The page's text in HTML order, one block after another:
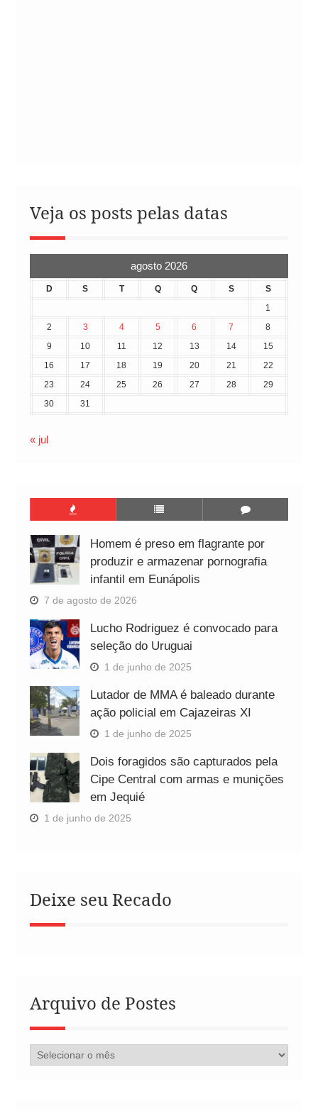
Veja os posts pelas datas
agosto 2026
D S T Q Q S
S
1
2
3 4 5 6 7
8
9
10 11 12 13 14
15
16
17 18 19 20 21
22
23
24 25 26 27 28
29
30
31
« jul
Homem é preso em flagrante por
produzir e armazenar pornografia
infantil em Eunápolis
7 de agosto de 2026
Lucho Rodriguez é convocado para
seleção do Uruguai
1 de junho de 2025
Lutador de MMA é baleado durante
ação policial em Cajazeiras XI
1 de junho de 2025
Dois foragidos são capturados pela
Cipe Central com armas e munições
em Jequié
1 de junho de 2025
Deixe seu Recado
Arquivo de Postes
Arquivo
de